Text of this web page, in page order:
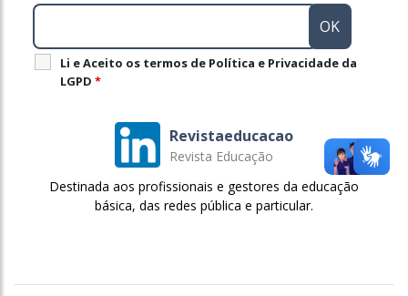
Li e Aceito os termos de Política e Privacidade da
LGPD *
Revistaeducacao
Revista Educação
Destinada aos profissionais e gestores da educação
básica, das redes pública e particular.